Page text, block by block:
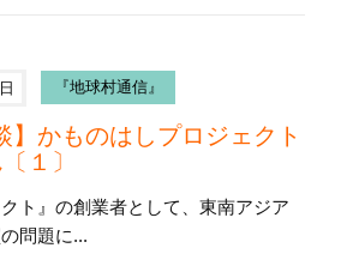
『地球村通信』
】かものはしプロジェクト
１〕
ト』の創業者として、東南アジア
問題に...